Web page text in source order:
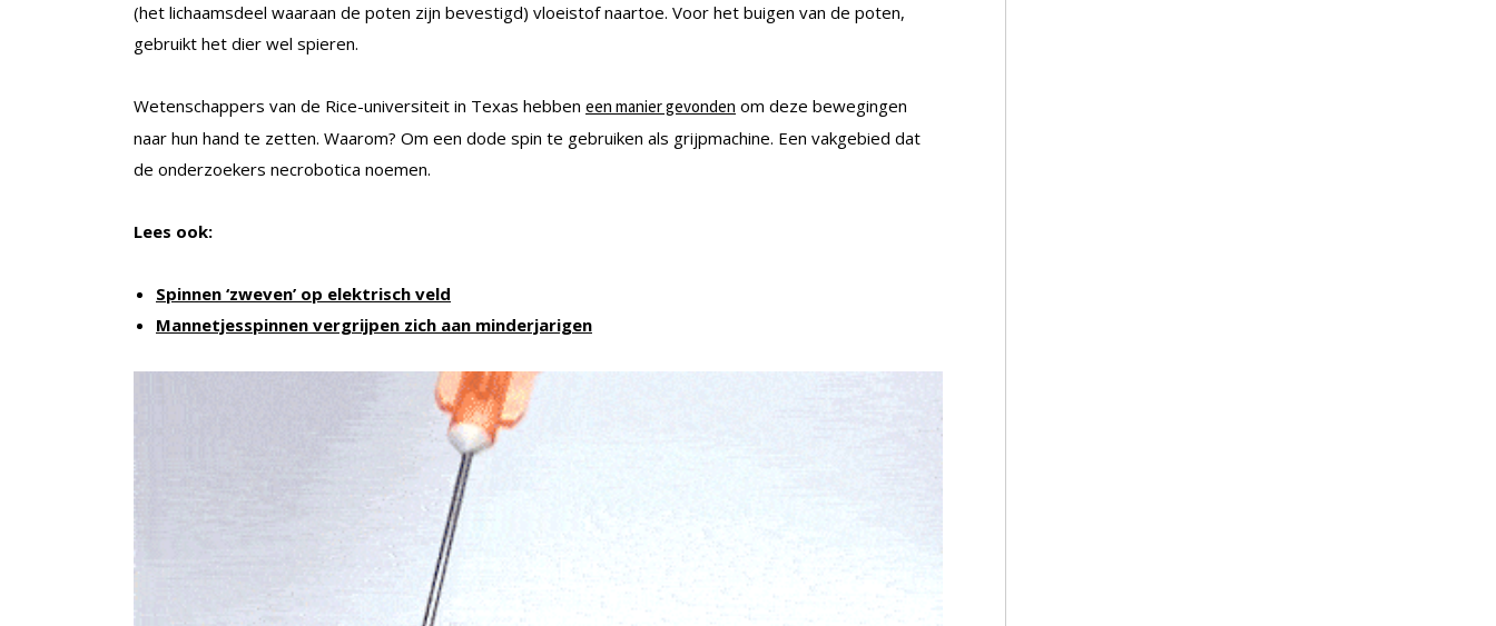
(het lichaamsdeel waaraan de poten zijn bevestigd) vloeistof naartoe. Voor het buigen van de poten,
gebruikt het dier wel spieren.
Wetenschappers van de Rice-universiteit in Texas hebben een manier gevonden om deze bewegingen
naar hun hand te zetten. Waarom? Om een dode spin te gebruiken als grijpmachine. Een vakgebied dat
de onderzoekers necrobotica noemen.
Lees ook:
Spinnen ‘zweven’ op elektrisch veld
Mannetjesspinnen vergrijpen zich aan minderjarigen